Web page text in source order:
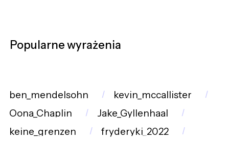
Popularne wyrażenia
ben_mendelsohn
kevin_mccallister
Oona_Chaplin
Jake_Gyllenhaal
keine_grenzen
fryderyki_2022